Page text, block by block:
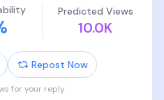
步，對 Google 是失血，還是
Predicted Views
10.0K
Repost Now
for your reply